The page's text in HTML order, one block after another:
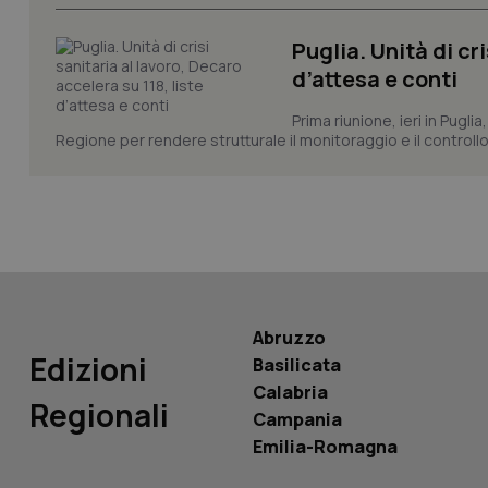
Puglia. Unità di
d’attesa e conti
Prima riunione, ieri in
Regione per rendere strutturale il monitoraggio e il
Edizioni
Regionali
Abruzzo
Basilicata
Calabria
Campania
Emilia-Romagna
tracking-enable